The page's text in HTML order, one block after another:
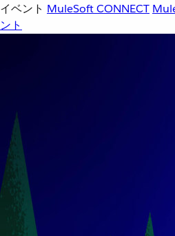
イベント MuleSoft CONNECT
ント